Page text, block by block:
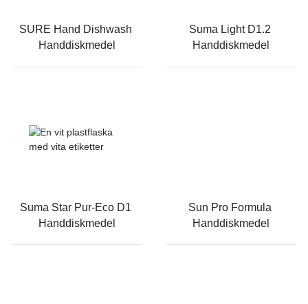
SURE Hand Dishwash
Handdiskmedel
Suma Light D1.2
Handdiskmedel
Suma Star Pur-Eco D1
Handdiskmedel
Sun Pro Formula
Handdiskmedel